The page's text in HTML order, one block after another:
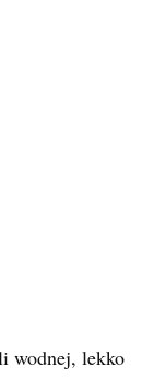
wodnej, lekko